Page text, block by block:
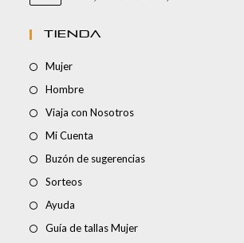
TIENDA
Mujer
Hombre
Viaja con Nosotros
Mi Cuenta
Buzón de sugerencias
Sorteos
Ayuda
Guía de tallas Mujer